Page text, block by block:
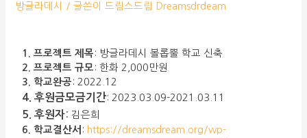
방글라데시 / 글쓴이 드림스드림 Dreamsdrdeam
1. 프로젝트 제목 : 방글라데시 볼롭뿔 학교 신축
2. 프로젝트 규모 : 한화 2,000만원
3. 학교완공 : 2022.12
4. 후원금모금기간: 2023.03.09-2021.03.11
5. 후원자:김은희
6. 학교결산서 : https://dreamsdream.org/wp-